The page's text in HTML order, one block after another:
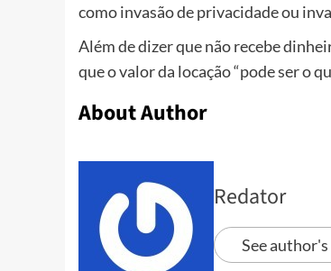
como invasão de privacidade ou
Além de dizer que não recebe
que o valor da locação “pode ser o
About Author
Redator
See